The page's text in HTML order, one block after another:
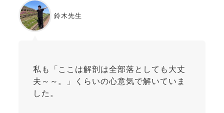
鈴木先生
私も「ここは解剖は全部落としても大丈
夫～～。」くらいの心意気で解いていま
した。